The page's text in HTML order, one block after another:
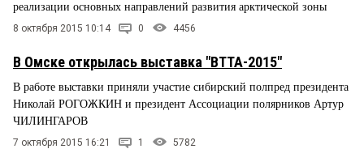
реализации основных направлений развития арктической зоны
8 октября 2015 10:14 0 4456
В Омске открылась выставка "ВТТА-2015"
В работе выставки приняли участие сибирский полпред президента
Николай РОГОЖКИН и президент Ассоциации полярников Артур
ЧИЛИНГАРОВ
7 октября 2015 16:21 1 5782